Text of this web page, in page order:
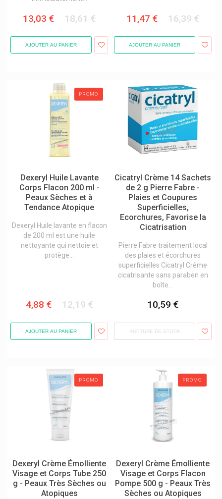
Riviera
Rnk-Verlag
Rocal Groupe Lehning
Roger&gallet (roger Gallet) Eau De Toilette Parfums Et Savons
Royer Cosmétique À La Bave D'escargot
Russka Produits
Saforelle Hygiène Intime
Saltrates
Santé Verte Laboratoires
Schaper & Brümmer
Scholl Produits
Schwabe Pharma
Scitec Nutrition
Sebamed Produits
Securimed
13,03 € 18,61 €
AJOUTER AU PANIER
11,47 € 16,39 €
AJOUTER AU PANIER
PROMO
Dexeryl Huile Lavante
Corps Flacon 200 ml -
Peaux Sèches et à
Tendance Atopique
Dexeryl Huile lavante en flacon
de 200 ml est une huile
nettoyante qui nettoie et
protège...
4,88 € 12,19 €
AJOUTER AU PANIER
Cicatryl Crème 14 Sachets
de 2 g Pierre Fabre -
Plaies et Coupures
Superficielles,
Ecorchures, Favorise la
Cicatrisation
Pierre Fabre traitement local
des plaies et écorchures
superficielles Cicatryl Crème
cicatrisante sans paraben en
boîte...
10,59 €
RUPTURE DE STOCK
PROMO
Dexeryl Crème Émolliente
Visage et Corps Tube 250
g - Peaux Très Sèches ou
Atopiques
PROMO
Dexeryl Crème Émolliente
Visage et Corps Flacon
Pompe 500 g - Peaux Très
Sèches ou Atopiques